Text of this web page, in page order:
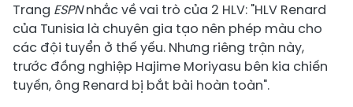
Trang ESPNnhắc về vai trò của 2 HLV: "HLV Renard
của Tunisia là chuyên gia tạo nên phép màu cho
các đội tuyển ở thế yếu. Nhưng riêng trận này,
trước đồng nghiệp Hajime Moriyasu bên kia chiến
tuyến, ông Renard bị bắt bài hoàn toàn".